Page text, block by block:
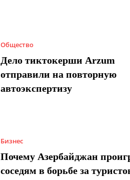
Общество
Дело тиктокерши Arzum
отправили на повторную
автоэкспертизу
Бизнес
Почему Азербайджан
соседям в борьбе за